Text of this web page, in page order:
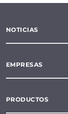
NOTICIAS
EMPRESAS
PRODUCTOS